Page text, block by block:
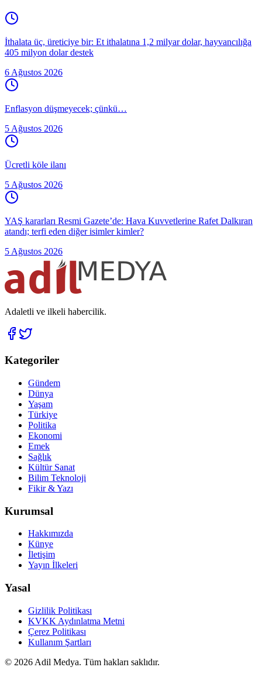
İthalata üç, üreticiye bir: Et ithalatına 1,2 milyar dolar, hayvancılığa
405 milyon dolar destek
6 Ağustos 2026
Enflasyon düşmeyecek; çünkü…
5 Ağustos 2026
Ücretli köle ilanı
5 Ağustos 2026
YAŞ kararları Resmi Gazete’de: Hava Kuvvetlerine Rafet Dalkıran
atandı; terfi eden diğer isimler kimler?
5 Ağustos 2026
Adaletli ve ilkeli habercilik.
Kategoriler
Gündem
Dünya
Yaşam
Türkiye
Politika
Ekonomi
Emek
Sağlık
Kültür Sanat
Bilim Teknoloji
Fikir & Yazı
Kurumsal
Hakkımızda
Künye
İletişim
Yayın İlkeleri
Yasal
Gizlilik Politikası
KVKK Aydınlatma Metni
Çerez Politikası
Kullanım Şartları
© 2026 Adil Medya. Tüm hakları saklıdır.